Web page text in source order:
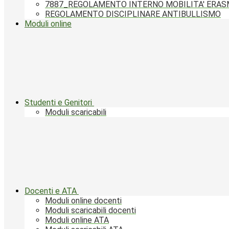
7887_REGOLAMENTO INTERNO MOBILITA'
REGOLAMENTO DISCIPLINARE ANTIBULLISMO
Moduli online
Studenti e Genitori
Moduli scaricabili
Docenti e ATA
Moduli online docenti
Moduli scaricabili docenti
Moduli online ATA